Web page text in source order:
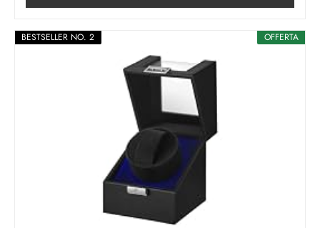
OFFERTA
BESTSELLER NO. 2